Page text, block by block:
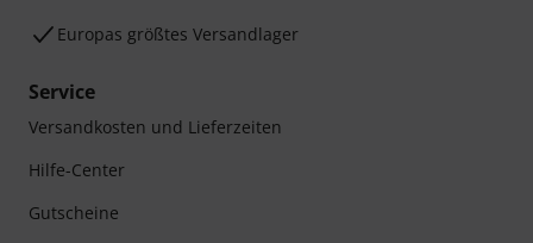
Europas größtes Versandlager
Service
Versandkosten und Lieferzeiten
Hilfe-Center
Gutscheine